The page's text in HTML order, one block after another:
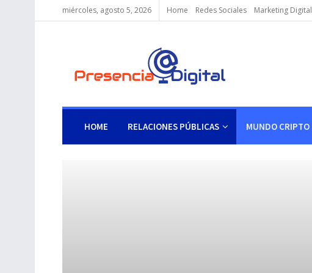
miércoles, agosto 5, 2026 Home Redes Sociales Marketing Digital
HOME RELACIONES PÚBLICAS MUNDO CRIPTO